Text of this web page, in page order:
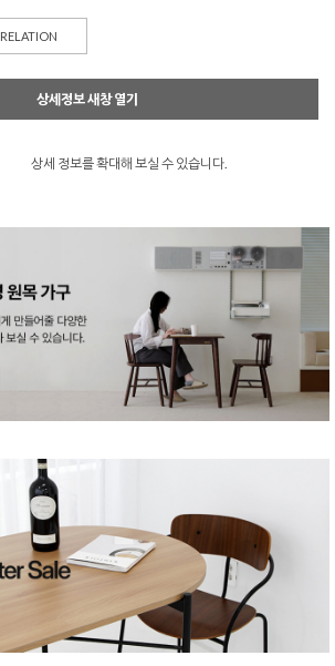
RELATION
상세정보 새창 열기
상세 정보를 확대해 보실 수 있습니다.